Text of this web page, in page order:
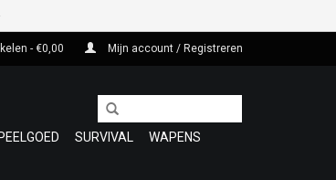
- €0,00 Mijn account / Registreren
SURVIVAL
WAPENS